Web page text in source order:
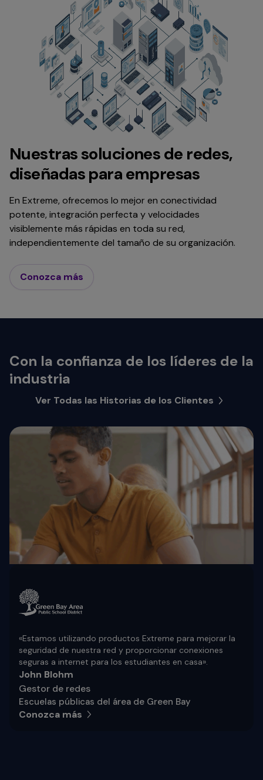
Nuestras soluciones de redes,
diseñadas para empresas
En Extreme, ofrecemos lo mejor en conectividad
potente, integración perfecta y velocidades
visiblemente más rápidas en toda su red,
independientemente del tamaño de su organización.
Conozca más
Con la confianza de los líderes de la
industria
Ver Todas las Historias de los Clientes
«Estamos utilizando productos Extreme para mejorar la
seguridad de nuestra red y proporcionar conexiones
seguras a internet para los estudiantes en casa».
John Blohm
Gestor de redes
Escuelas públicas del área de Green Bay
Conozca más